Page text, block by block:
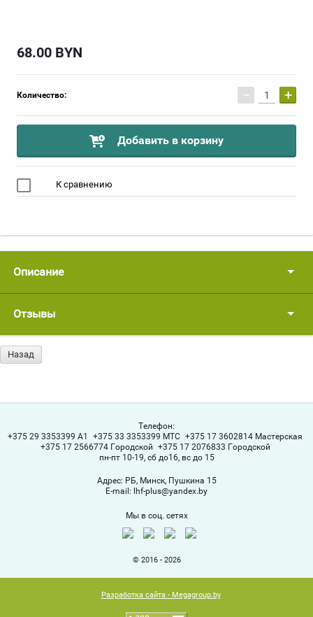
68.00 BYN
Количество: − +
Добавить в корзину
К сравнению
Описание
Отзывы
Назад
Телефон:
+375 29 3353399 A1
+375 33 3353399 МТС +375 17 3602814 Мастерская
+375 17 2566774 Городской +375 17 2076833 Городской
пн-пт 10-19, сб до16, вс до 15
Адрес: РБ, Минск, Пушкина 15
Е-mail:
lhf-plus@yandex.by
Мы в соц. сетях
© 2016 - 2026
Разработка сайта - Megagroup.by